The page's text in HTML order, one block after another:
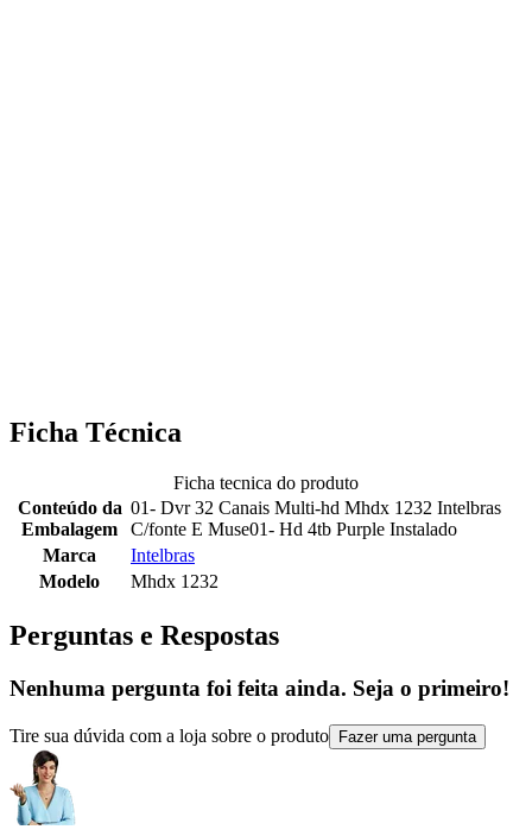
Ficha Técnica
Ficha tecnica do produto
Conteúdo da
Embalagem
01- Dvr 32 Canais Multi-hd Mhdx 1232 Intelbras
C/fonte E Muse01- Hd 4tb Purple Instalado
Marca
Intelbras
Modelo
Mhdx 1232
Perguntas e Respostas
Nenhuma pergunta foi feita ainda. Seja o primeiro!
Tire sua dúvida com a loja sobre o produto Fazer uma pergunta